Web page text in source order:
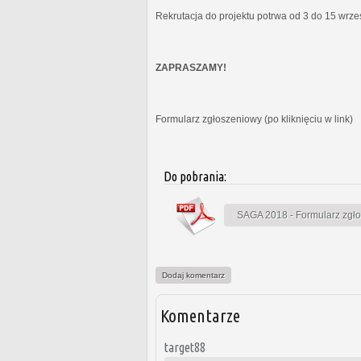
Rekrutacja do projektu potrwa od 3 do 15
ZAPRASZAMY!
Formularz zgłoszeniowy (po kliknięciu w link)
Do pobrania:
SAGA 2018 - Formularz
Dodaj komentarz
Komentarze
target88